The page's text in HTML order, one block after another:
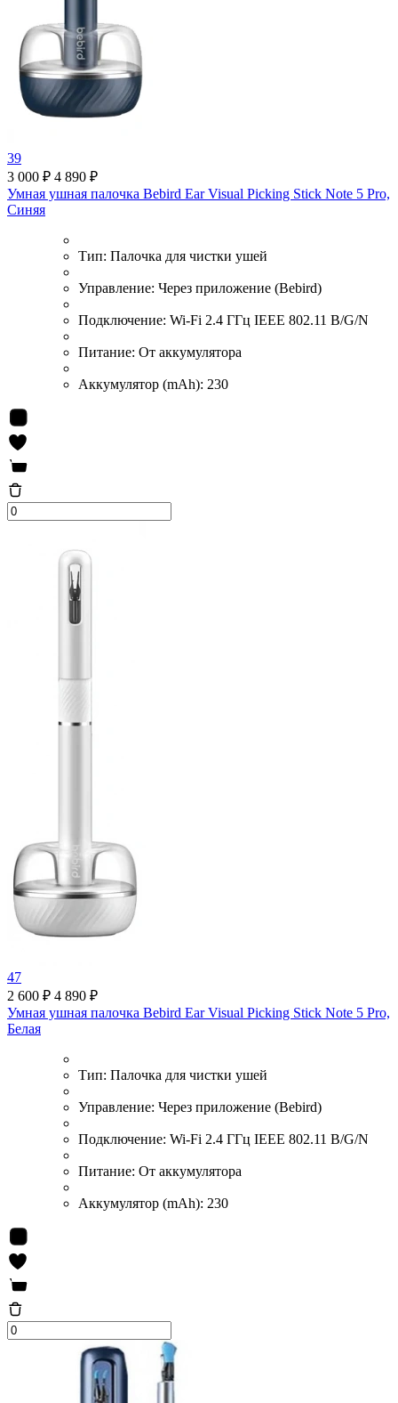
39
3 000 ₽ 4 890 ₽
Умная ушная палочка Bebird Ear Visual Picking Stick Note 5 Pro,
Синяя
Тип: Палочка для чистки ушей
Управление: Через приложение (Bebird)
Подключение: Wi-Fi 2.4 ГГц IEEE 802.11 B/G/N
Питание: От аккумулятора
Аккумулятор (mAh): 230
47
2 600 ₽ 4 890 ₽
Умная ушная палочка Bebird Ear Visual Picking Stick Note 5 Pro,
Белая
Тип: Палочка для чистки ушей
Управление: Через приложение (Bebird)
Подключение: Wi-Fi 2.4 ГГц IEEE 802.11 B/G/N
Питание: От аккумулятора
Аккумулятор (mAh): 230